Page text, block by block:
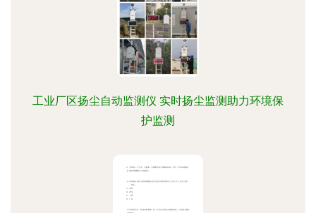
工业厂区扬尘自动监测仪 实时扬尘监测助力环境保
护监测